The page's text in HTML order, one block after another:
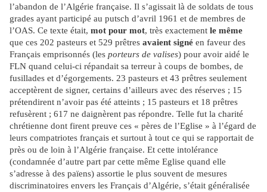
l’abandon de l’Algérie française. Il s’agissait là de soldats de tous
grades ayant participé au putsch d’avril 1961 et de membres de
l’OAS. Ce texte était, mot pour mot, très exactement le même
que ces 202 pasteurs et 529 prêtres avaient signé en faveur des
Français emprisonnés (les porteurs de valises) pour avoir aidé le
FLN quand celui-ci répandait sa terreur à coups de bombes, de
fusillades et d’égorgements. 23 pasteurs et 43 prêtres seulement
acceptèrent de signer, certains d’ailleurs avec des réserves ; 15
prétendirent n’avoir pas été atteints ; 15 pasteurs et 18 prêtres
refusèrent ; 617 ne daignèrent pas répondre. Telle fut la charité
chrétienne dont firent preuve ces « pères de l’Eglise » à l’égard de
leurs compatriotes français et surtout à tout ce qui se rapportait de
près ou de loin à l’Algérie française. Et cette intolérance
(condamnée d’autre part par cette même Eglise quand elle
s’adresse à des païens) assortie le plus souvent de mesures
discriminatoires envers les Français d’Algérie, s’était généralisée